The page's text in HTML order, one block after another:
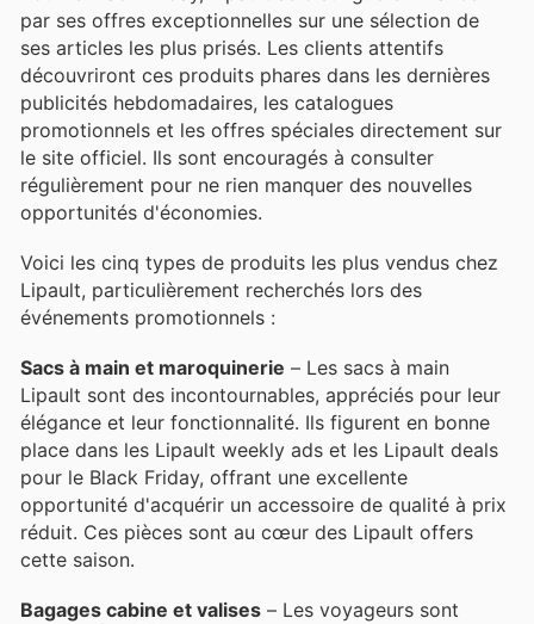
par ses offres exceptionnelles sur une sélection de
ses articles les plus prisés. Les clients attentifs
découvriront ces produits phares dans les dernières
publicités hebdomadaires, les catalogues
promotionnels et les offres spéciales directement sur
le site officiel. Ils sont encouragés à consulter
régulièrement pour ne rien manquer des nouvelles
opportunités d'économies.
Voici les cinq types de produits les plus vendus chez
Lipault, particulièrement recherchés lors des
événements promotionnels :
Sacs à main et maroquinerie – Les sacs à main
Lipault sont des incontournables, appréciés pour leur
élégance et leur fonctionnalité. Ils figurent en bonne
place dans les Lipault weekly ads et les Lipault deals
pour le Black Friday, offrant une excellente
opportunité d'acquérir un accessoire de qualité à prix
réduit. Ces pièces sont au cœur des Lipault offers
cette saison.
Bagages cabine et valises – Les voyageurs sont